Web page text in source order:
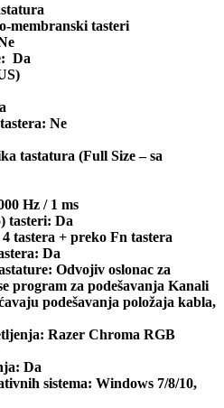
membranski tasteri
Da
Ne
tastatura (Full Size – sa
Hz / 1 ms
tasteri: Da
tastera + preko Fn tastera
Da
Odvojiv oslonac za
program za podešavanja Kanali
podešavanja položaja kabla,
Razer Chroma RGB
Da
sistema: Windows 7/8/10,